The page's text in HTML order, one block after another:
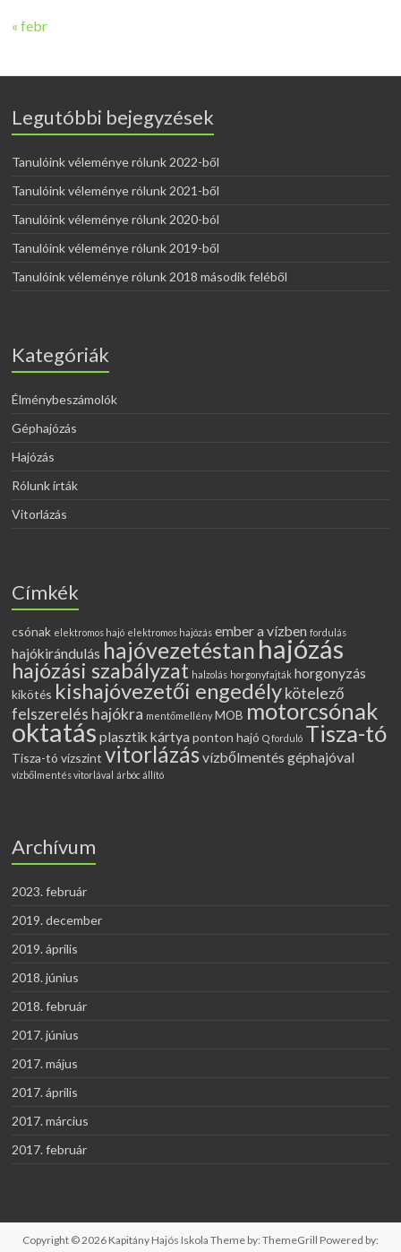
« febr
Legutóbbi bejegyzések
Tanulóink véleménye rólunk 2022-ből
Tanulóink véleménye rólunk 2021-ből
Tanulóink véleménye rólunk 2020-ból
Tanulóink véleménye rólunk 2019-ből
Tanulóink véleménye rólunk 2018 második feléből
Kategóriák
Élménybeszámolók
Géphajózás
Hajózás
Rólunk írták
Vitorlázás
Címkék
csónak elektromos hajó elektromos hajózás ember a vízben fordulás
hajókirándulás hajóvezetéstan hajózás
hajózási szabályzat halzolás horgonyfajták horgonyzás
kikötés kishajóvezetői engedélykötelező
felszerelés hajókra mentőmellény MOB motorcsónak
oktatás plasztik kártya ponton hajó Q forduló Tisza-tó
Tisza-tó vízszint vitorlázásvízbőlmentés géphajóval
vízbőlmentés vitorlával árbóc állító
Archívum
2023. február
2019. december
2019. április
2018. június
2018. február
2017. június
2017. május
2017. április
2017. március
2017. február
Copyright © 2026 Kapitány Hajós Iskola Theme by: ThemeGrill Powered by: